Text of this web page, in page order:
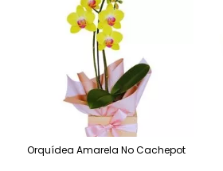
Orquídea Amarela No Cachepot